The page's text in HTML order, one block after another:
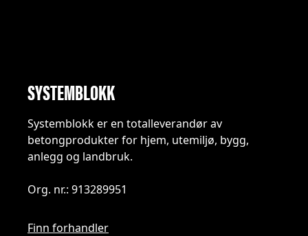
SYSTEMBLOKK
Systemblokk er en totalleverandør av
betongprodukter for hjem, utemiljø, bygg,
anlegg og landbruk.
Org. nr.: 913289951
Finn forhandler